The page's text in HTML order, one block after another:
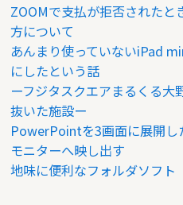
ZOOMで支払が拒否されたと
方について
あんまり使っていないiPad
にしたという話
ーフジタスクエアまるくる大
抜いた施設ー
PowerPointを3画面に展開し
モニターへ映し出す
地味に便利なフォルダソフ